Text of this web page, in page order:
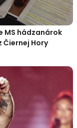
MS hádzanárok
Čiernej Hory